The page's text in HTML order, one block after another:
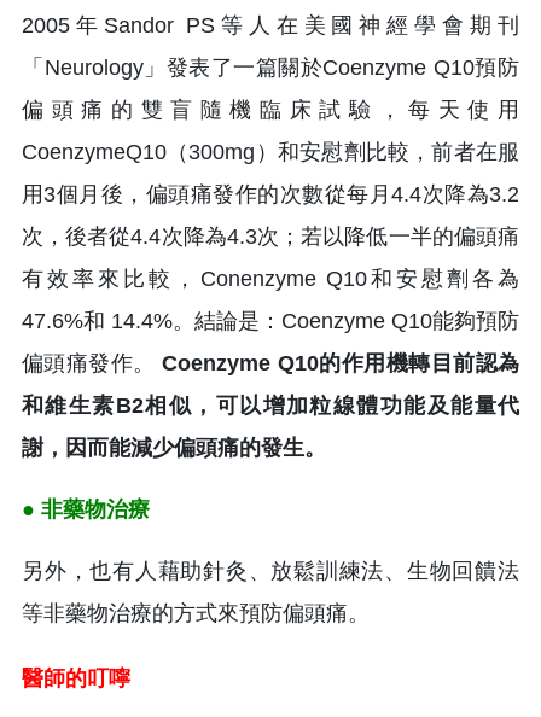
2005年Sandor PS等人在美國神經學會期刊
「Neurology」發表了一篇關於Coenzyme Q10預防
偏頭痛的雙盲隨機臨床試驗，每天使用
CoenzymeQ10（300mg）和安慰劑比較，前者在服
用3個月後，偏頭痛發作的次數從每月4.4次降為3.2
次，後者從4.4次降為4.3次；若以降低一半的偏頭痛
有效率來比較，Conenzyme Q10和安慰劑各為
47.6%和 14.4%。結論是：Coenzyme Q10能夠預防
偏頭痛發作。
Coenzyme Q10的作用機轉目前認為
和維生素B2相似，可以增加粒線體功能及能量代
謝，因而能減少偏頭痛的發生。
● 非藥物治療
另外，也有人藉助針灸、放鬆訓練法、生物回饋法
等非藥物治療的方式來預防偏頭痛。
醫師的叮嚀